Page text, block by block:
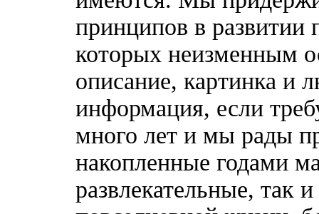
принципов в развитии
которых неизменным
описание, картинка и
информация, если
много лет и мы рады
накопленные годами
развлекательные, так